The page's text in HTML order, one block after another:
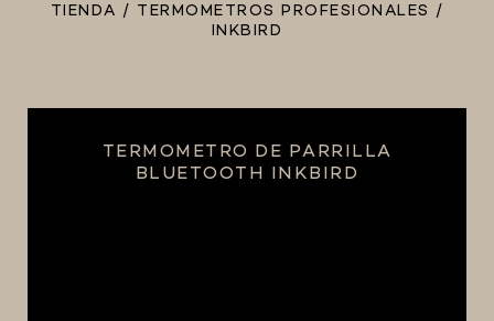
TIENDA / TERMOMETROS PROFESIONALES /
INKBIRD
**PIZZA STORE**
** KIT REGALOS **
TERMOMETROS PROFESIONALES
TERMOMETRO DE PARRILLA
BLUETOOTH INKBIRD